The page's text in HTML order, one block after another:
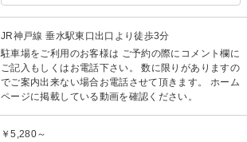
JR神戸線 垂水駅東口出口より徒歩3分
駐車場をご利用のお客様は ご予約の際にコメント欄に
ご記入もしくはお電話下さい。 数に限りがありますの
でご案内出来ない場合お電話させて頂きます。 ホーム
ページに掲載している動画を確認ください。
￥5,280～